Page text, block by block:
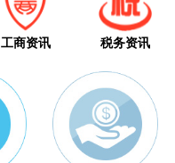
工商资讯 税务资讯